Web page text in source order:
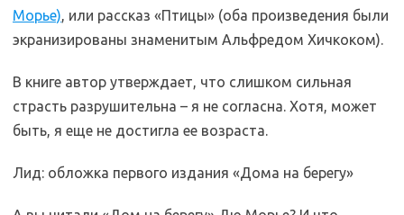
Морье), или рассказ «Птицы» (оба произведения были
экранизированы знаменитым Альфредом Хичкоком).
В книге автор утверждает, что слишком сильная
страсть разрушительна – я не согласна. Хотя, может
быть, я еще не достигла ее возраста.
Лид: обложка первого издания «Дома на берегу»